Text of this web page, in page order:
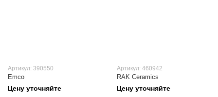
Артикул: 390550
Emco
Цену уточняйте
Артикул: 460942
RAK Ceramics
Цену уточняйте